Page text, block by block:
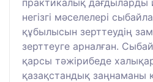
негізгі мәселелері
құбылысын зерттеудің
зерттеуге арналған.
қарсы тәжірибеде
қазақстандық заңнаманы